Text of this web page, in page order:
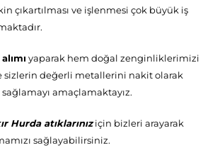
çıkartılması ve işlenmesi çok büyük iş
yaparak hem doğal zenginliklerimizi
sizlerin değerli metallerini nakit olarak
amaçlamaktayız.
Hurda atıklarınıziçin bizleri arayarak
sağlayabilirsiniz.